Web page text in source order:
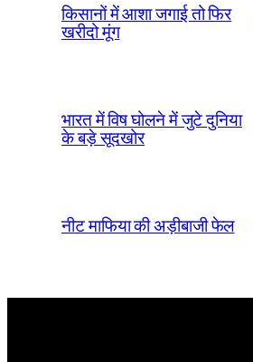
किसानों में आशा जगाई तो फिर
खरीदो मूंग
भारत में विष घोलने में जुटे दुनिया
के बड़े सूदखोर
नीट माफिया की अड़ीबाजी फेल